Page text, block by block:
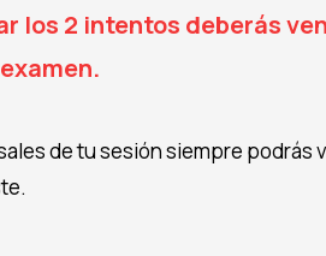
los 2 intentos deberás
de tu sesión siempre podrás